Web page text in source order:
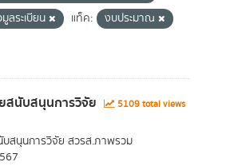
ลระเบียน แท็ค:
งบประมาณ
สนับสนุนการวิจัย
5109 total views
สนุนการวิจัย สวรส.ภาพรวม